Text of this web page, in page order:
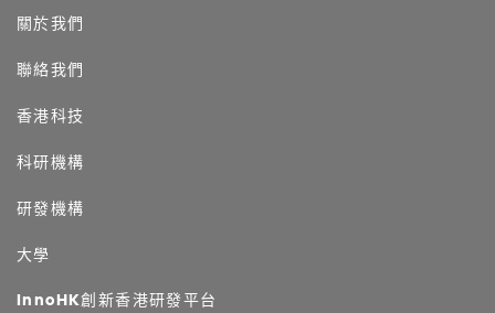
關於我們
聯絡我們
香港科技
科研機構
研發機構
大學
InnoHK創新香港研發平台